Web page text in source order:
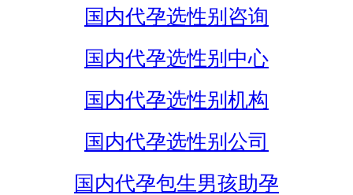
国内代孕选性别咨询
国内代孕选性别中心
国内代孕选性别机构
国内代孕选性别公司
国内代孕包生男孩助孕